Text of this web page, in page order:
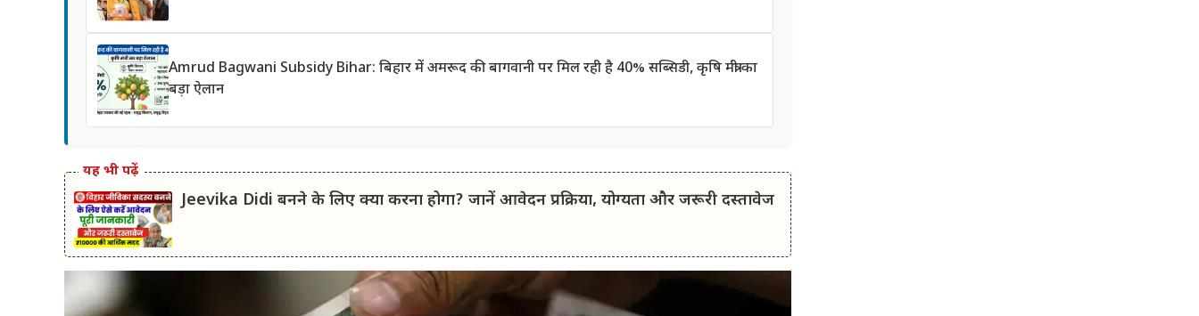
Amrud Bagwani Subsidy Bihar: बिहार में अमरूद की बागवानी पर मिल रही है 40% सब्सिडी, कृषि मंत्री का
बड़ा ऐलान
यह भी पढ़ें
Jeevika Didi बनने के लिए क्या करना होगा? जानें आवेदन प्रक्रिया, योग्यता और जरूरी दस्तावेज